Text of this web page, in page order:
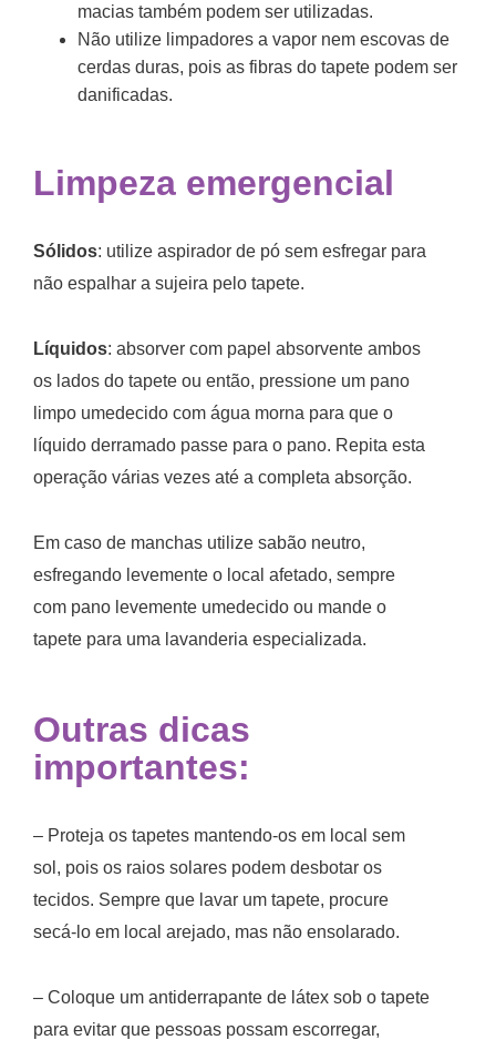
macias também podem ser utilizadas.
Não utilize limpadores a vapor nem escovas de
cerdas duras, pois as fibras do tapete podem ser
danificadas.
Limpeza emergencial
Sólidos: utilize aspirador de pó sem esfregar para
não espalhar a sujeira pelo tapete.
Líquidos: absorver com papel absorvente ambos
os lados do tapete ou então, pressione um pano
limpo umedecido com água morna para que o
líquido derramado passe para o pano. Repita esta
operação várias vezes até a completa absorção.
Em caso de manchas utilize sabão neutro,
esfregando levemente o local afetado, sempre
com pano levemente umedecido ou mande o
tapete para uma lavanderia especializada.
Outras dicas
importantes:
– Proteja os tapetes mantendo-os em local sem
sol, pois os raios solares podem desbotar os
tecidos. Sempre que lavar um tapete, procure
secá-lo em local arejado, mas não ensolarado.
– Coloque um antiderrapante de látex sob o tapete
para evitar que pessoas possam escorregar,